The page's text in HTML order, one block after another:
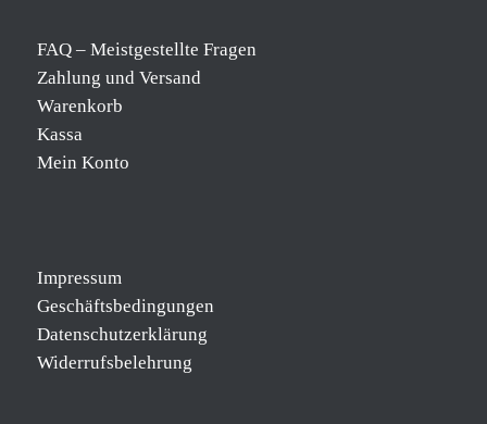
FAQ – Meistgestellte Fragen
Zahlung und Versand
Warenkorb
Kassa
Mein Konto
Impressum
Geschäftsbedingungen
Datenschutzerklärung
Widerrufsbelehrung